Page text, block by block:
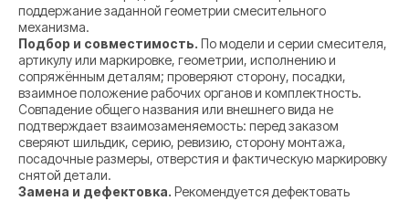
поддержание заданной геометрии смесительного
механизма.
Подбор и совместимость. По модели и серии смесителя,
артикулу или маркировке, геометрии, исполнению и
сопряжённым деталям; проверяют сторону, посадки,
взаимное положение рабочих органов и комплектность.
Совпадение общего названия или внешнего вида не
подтверждает взаимозаменяемость: перед заказом
сверяют шильдик, серию, ревизию, сторону монтажа,
посадочные размеры, отверстия и фактическую маркировку
снятой детали.
Замена и дефектовка. Рекомендуется дефектовать